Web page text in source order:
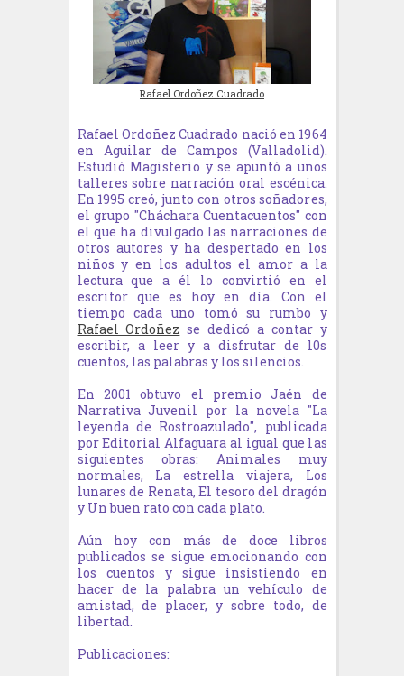
Rafael Ordoñez Cuadrado
Rafael Ordoñez Cuadrado nació en 1964
en Aguilar de Campos (Valladolid).
Estudió Magisterio y se apuntó a unos
talleres sobre narración oral escénica.
En 1995 creó, junto con otros soñadores,
el grupo "Cháchara Cuentacuentos" con
el que ha divulgado las narraciones de
otros autores y ha despertado en los
niños y en los adultos el amor a la
lectura que a él lo convirtió en el
escritor que es hoy en día. Con el
tiempo cada uno tomó su rumbo y
Rafael Ordoñez se dedicó a contar y
escribir, a leer y a disfrutar de l0s
cuentos, las palabras y los silencios.
En 2001 obtuvo el premio Jaén de
Narrativa Juvenil por la novela "La
leyenda de Rostroazulado", publicada
por Editorial Alfaguara al igual que las
siguientes obras: Animales muy
normales, La estrella viajera, Los
lunares de Renata, El tesoro del dragón
y Un buen rato con cada plato.
Aún hoy con más de doce libros
publicados se sigue emocionando con
los cuentos y sigue insistiendo en
hacer de la palabra un vehículo de
amistad, de placer, y sobre todo, de
libertad.
Publicaciones: